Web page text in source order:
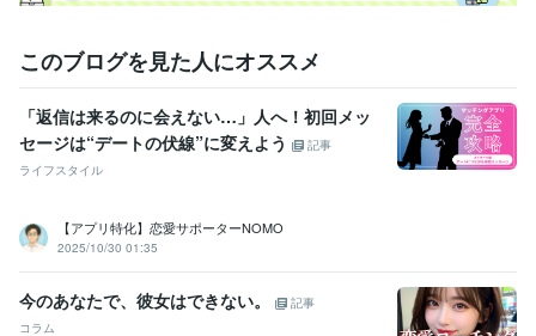
して活動 職業訓練校にて講師として活動 女性向けECサイトのライ
資格・検定
マイクロソフト オフィス スペシャリスト（MOS） 取得年 : 2007年
食品衛生責任者 取得年 : 2018年
ワープロ検定1級 取得年 : 2011年
Excel:15年 Google スプレッドシート:8年
Google ドキュメント:8年
PowerPoint:15年
PCA:3年
Google Search Console:3年Lightroom:1年
このブログを見た人にオススメ
「返信は来るのに会えない…」人へ！初回メッ
セージは“デートの伏線”に変えよう
記事
ライフスタイル
【アプリ特化】恋愛サポーターNOMO
2025/10/30 01:35
今のあなたで、彼女はできない。
記事
コラム